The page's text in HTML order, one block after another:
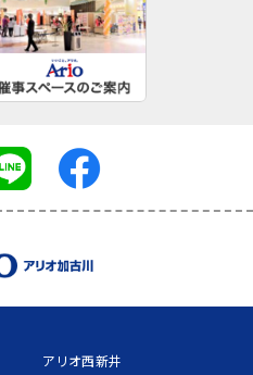
アリオ西新井